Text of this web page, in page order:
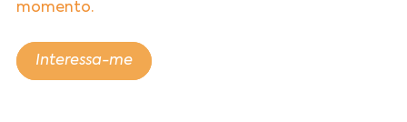
momento.
Interessa-me